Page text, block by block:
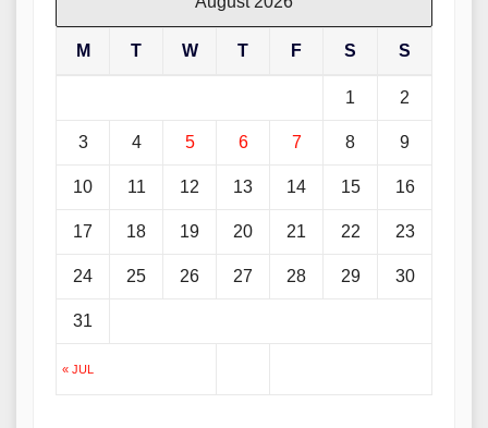
M T W T F S S
« JUL
1 2
3 4 5 6 7 8 9
10 11 12 13 14 15 16
17 18 19 20 21 22 23
24 25 26 27 28 29 30
31